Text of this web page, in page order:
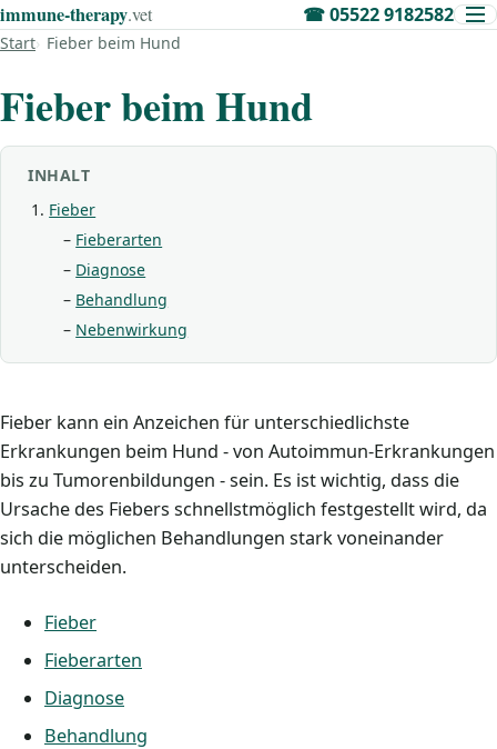
immune‑therapy.vet ☎05522 9182582
Start Fieber beim Hund
Fieber beim Hund
INHALT
Fieber
Fieberarten
Diagnose
Behandlung
Nebenwirkung
Fieber kann ein Anzeichen für unterschiedlichste
Erkrankungen beim Hund - von Autoimmun-Erkrankungen
bis zu Tumorenbildungen - sein. Es ist wichtig, dass die
Ursache des Fiebers schnellstmöglich festgestellt wird, da
sich die möglichen Behandlungen stark voneinander
unterscheiden.
Fieber
Fieberarten
Diagnose
Behandlung